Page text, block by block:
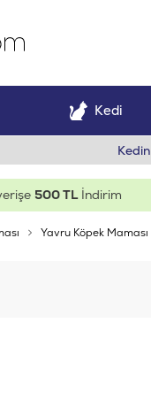
Kedi
500 TLİndirim
Yavru Köpek Maması